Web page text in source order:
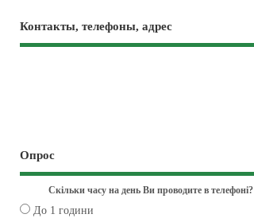
Контакты, телефоны, адрес
Опрос
Скільки часу на день Ви проводите в телефоні?
До 1 години